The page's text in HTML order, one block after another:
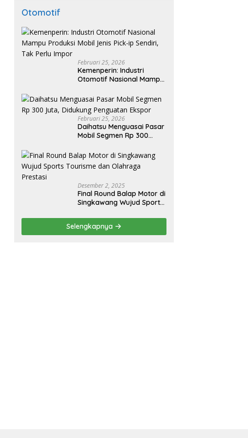
Otomotif
Februari 25, 2026
Kemenperin: Industri
Otomotif Nasional Mampu
ip Sendiri, Tak Perlu Impor
Februari 25, 2026
Daihatsu Menguasai Pasar
Mobil Segmen Rp 300
Ekspor
Desember 2, 2025
Final Round Balap Motor di
Singkawang Wujud Sports
Prestasi
Selengkapnya